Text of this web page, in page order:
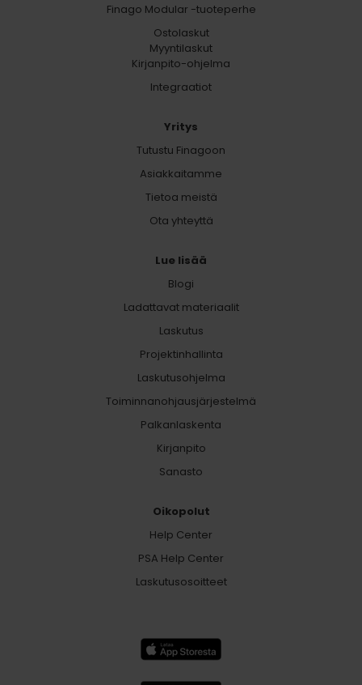
Finago Modular -tuoteperhe
Ostolaskut
Myyntilaskut
Kirjanpito-ohjelma
Integraatiot
Yritys
Tutustu Finagoon
Asiakkaitamme
Tietoa meistä
Ota yhteyttä
Lue lisää
Blogi
Ladattavat materiaalit
Laskutus
Projektinhallinta
Laskutusohjelma
Toiminnanohjausjärjestelmä
Palkanlaskenta
Kirjanpito
Sanasto
Oikopolut
Help Center
PSA Help Center
Laskutusosoitteet